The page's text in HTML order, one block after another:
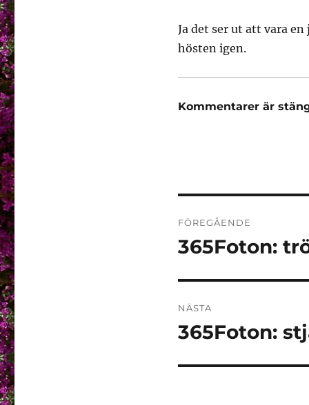
Ja det ser ut att vara
hösten igen.
Kommentarer är
FÖREGÅENDE
Föregående
365Foton:
NÄSTA
Nästa
365Foton: